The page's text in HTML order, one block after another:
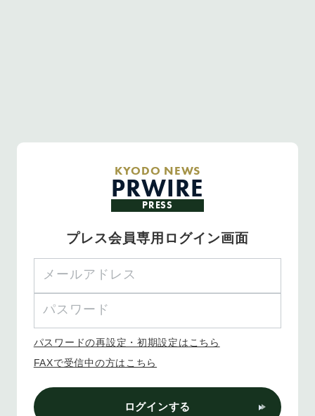
KYODO NEWS
PRWIRE
PRESS
プレス会員専用ログイン画面
パスワードの再設定・初期設定はこちら
FAXで受信中の方はこちら
ログインする